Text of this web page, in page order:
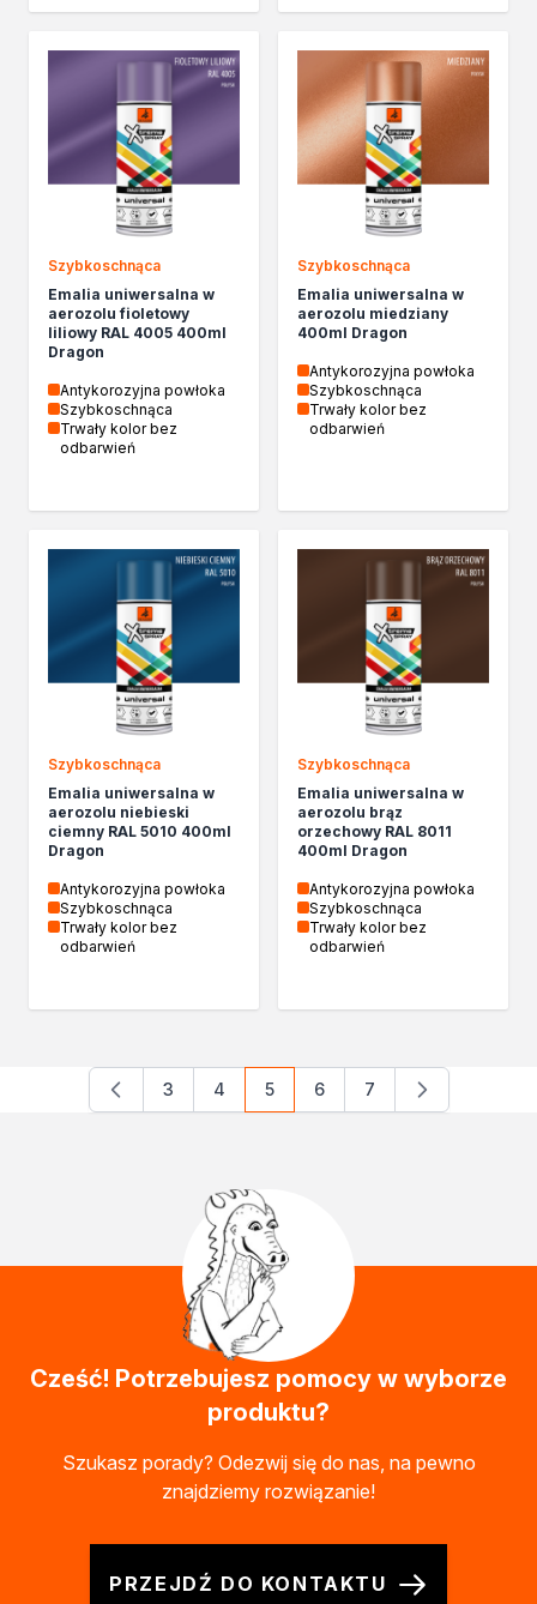
Szybkoschnąca
Emalia uniwersalna w
aerozolu fioletowy
liliowy RAL 4005 400ml
Dragon
Antykorozyjna powłoka
Szybkoschnąca
Trwały kolor bez
odbarwień
Szybkoschnąca
Emalia uniwersalna w
aerozolu miedziany
400ml Dragon
Antykorozyjna powłoka
Szybkoschnąca
Trwały kolor bez
odbarwień
Szybkoschnąca
Emalia uniwersalna w
aerozolu niebieski
ciemny RAL 5010 400ml
Dragon
Antykorozyjna powłoka
Szybkoschnąca
Trwały kolor bez
odbarwień
Szybkoschnąca
Emalia uniwersalna w
aerozolu brąz
orzechowy RAL 8011
400ml Dragon
Antykorozyjna powłoka
Szybkoschnąca
Trwały kolor bez
odbarwień
Strona
3 Strona
4 Aktualnie czytasz stronę
5 Strona
6 Strona
7
Cześć! Potrzebujesz pomocy w wyborze
produktu?
Szukasz porady? Odezwij się do nas, na pewno
znajdziemy rozwiązanie!
PRZEJDŹ DO KONTAKTU